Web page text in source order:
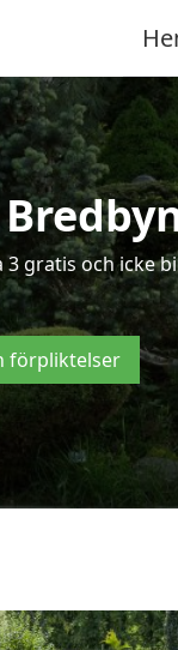
gratis och icke
förpliktelser